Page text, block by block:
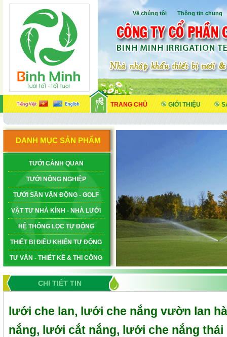
TRANG CHỦ GIỚI THIỆU
Về chúng tôi Thông tin chung
DANH MỤC SẢN PHẨM
TƯỚI CẢNH QUAN
TƯỚI NÔNG NGHIỆP
TƯỚI SÂN VẬN ĐỘNG - GOLF
VẬT TƯ NHÀ KÍNH - NHÀ LƯỚI
HỆ THỐNG LỌC TỰ ĐỘNG
THIẾT BỊ ĐIỀU KHIỂN TỰ ĐỘNG
TƯ VẤN - THIẾT KẾ & THI CÔNG
CHI TIẾT TIN
lưới che lan, lưới che nắng vườn lan
nắng, lưới cắt nắng, lưới che nắng thái